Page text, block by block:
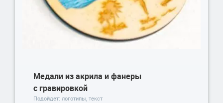
Медали из акрила и фанеры
с гравировкой
Подойдет: логотипы, текст